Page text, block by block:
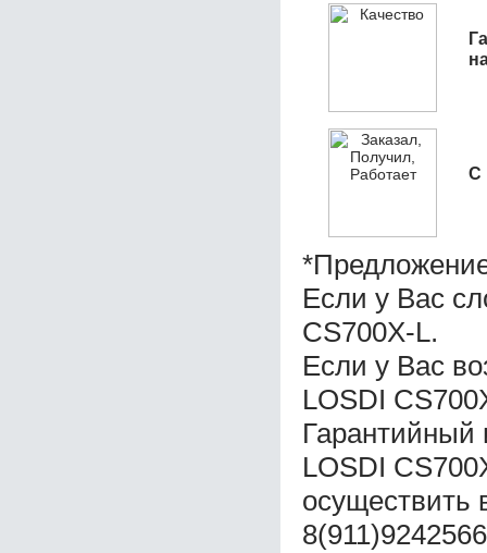
С
Если у Вас
CS700X-L.
Если у Вас
LOSDI
Гарантийный
LOSDI
осуществить